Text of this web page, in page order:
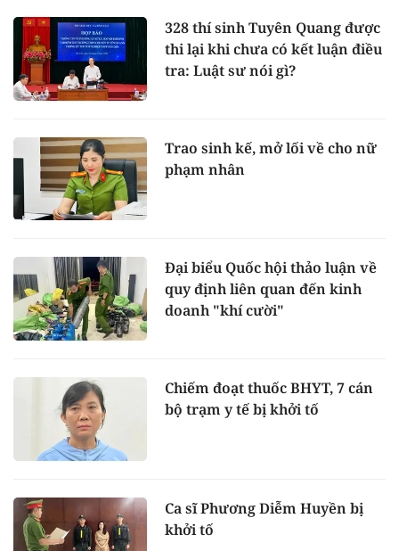
328 thí sinh Tuyên Quang được
thi lại khi chưa có kết luận điều
tra: Luật sư nói gì?
Trao sinh kế, mở lối về cho nữ
phạm nhân
Đại biểu Quốc hội thảo luận về
quy định liên quan đến kinh
doanh "khí cười"
Chiếm đoạt thuốc BHYT, 7 cán
bộ trạm y tế bị khởi tố
Ca sĩ Phương Diễm Huyền bị
khởi tố